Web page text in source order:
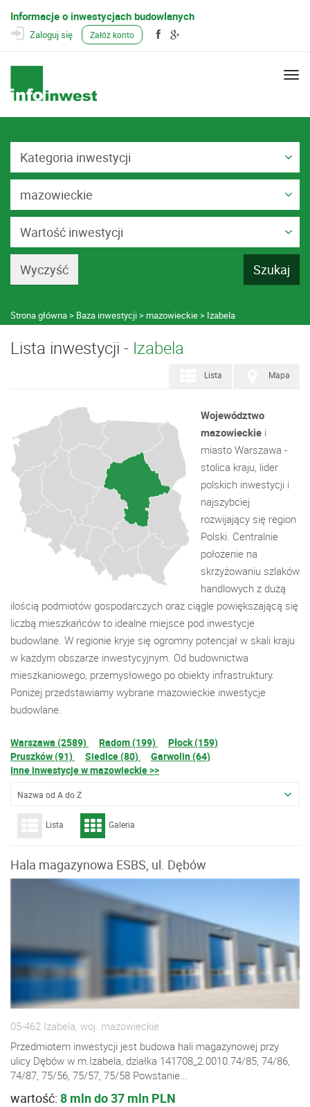
Informacje o inwestycjach budowlanych
Zaloguj się Załóż konto
Kategoria inwestycji
mazowieckie
Wartość inwestycji
Strona główna Baza inwestycji mazowieckie Izabela
Lista inwestycji - Izabela
Mapa
Lista
Województwo
mazowieckie i
miasto Warszawa -
stolica kraju, lider
polskich inwestycji i
najszybciej
rozwijający się region
Polski. Centralnie
położenie na
skrzyżowaniu szlaków
handlowych z dużą
ilością podmiotów gospodarczych oraz ciągle powiększającą się
liczbą mieszkańców to idealne miejsce pod inwestycje
budowlane. W regionie kryje się ogromny potencjał w skali kraju
w każdym obszarze inwestycyjnym. Od budownictwa
mieszkaniowego, przemysłowego po obiekty infrastruktury.
Poniżej przedstawiamy wybrane mazowieckie inwestycje
budowlane.
Warszawa (2589) Radom (199)
Płock (159)
Pruszków (91)
Siedlce (80)
Garwolin (64)
Inne inwestycje w mazowieckie >>
Nazwa od A do Z
Lista Galeria
Hala magazynowa ESBS, ul. Dębów
05-462 Izabela, woj. mazowieckie
Przedmiotem inwestycji jest budowa hali magazynowej przy
ulicy Dębów w m.Izabela, działka 141708_2.0010.74/85, 74/86,
74/87, 75/56, 75/57, 75/58 Powstanie...
wartość: 8 mln do 37 mln PLN